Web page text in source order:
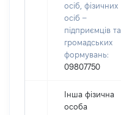
осіб, фізичних
осіб –
підприємців та
громадських
формувань:
09807750
Інша фізична
особа